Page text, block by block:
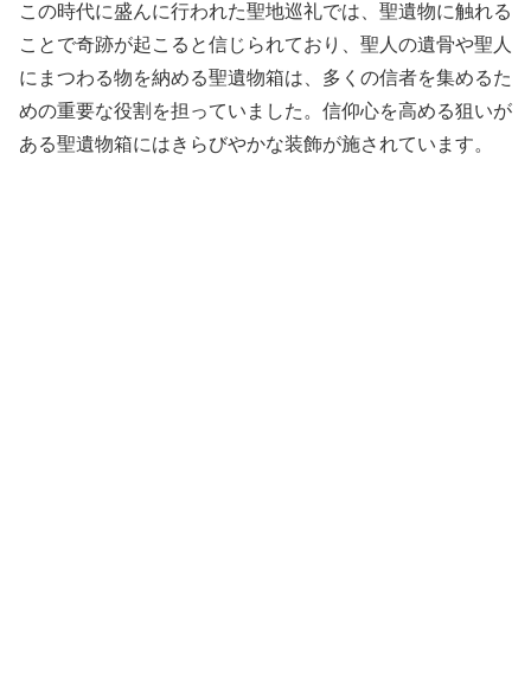
この時代に盛んに行われた聖地巡礼では、聖遺物に触れる
ことで奇跡が起こると信じられており、聖人の遺骨や聖人
にまつわる物を納める聖遺物箱は、多くの信者を集めるた
めの重要な役割を担っていました。信仰心を高める狙いが
ある聖遺物箱にはきらびやかな装飾が施されています。